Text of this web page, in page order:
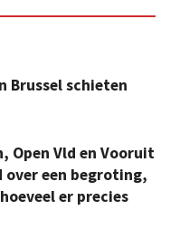
Brussel schieten
Open Vld en Vooruit
over een begroting,
er precies